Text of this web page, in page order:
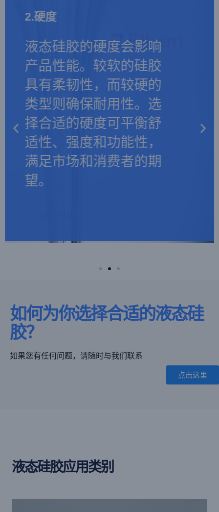
1.性能
根据你所在行业的要求
选择液态硅胶。医疗应
用需要医用级硅胶，而
食品产品则需要食品级
材料。汽车用途需要具
有出色密封性能和抗氧
化性的硅胶。使性能与
应用相匹配可确保最佳
性能和合规性。
2.硬度
液态硅胶的硬度会影响
产品性能。较软的硅胶
具有柔韧性，而较硬的
类型则确保耐用性。选
择合适的硬度可平衡舒
适性、强度和功能性，
满足市场和消费者的期
望。
3.可持续的
液态硅胶的可持续性意
味着稳定的价格、始终
如一的质量和环保生
产。选择可靠的供应商
有助于实现长期、可持
续的制造，确保经济和
环境效益。
1.性能
根据你所在行业的要求
选择液态硅胶。医疗应
用需要医用级硅胶，而
食品产品则需要食品级
材料。汽车用途需要具
有出色密封性能和抗氧
化性的硅胶。使性能与
应用相匹配可确保最佳
性能和合规性。
2.硬度
液态硅胶的硬度会影响
产品性能。较软的硅胶
具有柔韧性，而较硬的
类型则确保耐用性。选
择合适的硬度可平衡舒
适性、强度和功能性，
满足市场和消费者的期
望。
3.可持续的
液态硅胶的可持续性意
味着稳定的价格、始终
如一的质量和环保生
产。选择可靠的供应商
有助于实现长期、可持
续的制造，确保经济和
环境效益。
1.性能
根据你所在行业的要求
选择液态硅胶。医疗应
用需要医用级硅胶，而
食品产品则需要食品级
材料。汽车用途需要具
有出色密封性能和抗氧
化性的硅胶。使性能与
应用相匹配可确保最佳
性能和合规性。
2.硬度
液态硅胶的硬度会影响
产品性能。较软的硅胶
具有柔韧性，而较硬的
类型则确保耐用性。选
择合适的硬度可平衡舒
适性、强度和功能性，
满足市场和消费者的期
望。
3.可持续的
液态硅胶的可持续性意
味着稳定的价格、始终
如一的质量和环保生
产。选择可靠的供应商
有助于实现长期、可持
续的制造，确保经济和
环境效益。
如何为你选择合适的液态硅
胶？
如果您有任何问题，请随时与我们联系
点击这里
液态硅胶应用类别